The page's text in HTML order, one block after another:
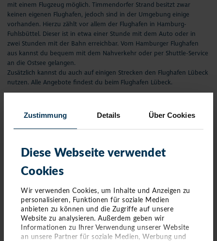
Zustimmung Details Über Cookies
Diese Webseite verwendet
Cookies
Wir verwenden Cookies, um Inhalte und Anzeigen zu
personalisieren, Funktionen für soziale Medien
anbieten zu können und die Zugriffe auf unsere
Website zu analysieren. Außerdem geben wir
Informationen zu Ihrer Verwendung unserer Website
an unsere Partner für soziale Medien, Werbung und
mit einem Flugzeug möglich. Timmendorfer Strand besitzt zwar
keinen eigenen Flughafen, jedoch sind in der Umgebung einige
vorhanden. Hierzu zählt vor allem der Flughafen in Hamburg-
Fuhlsbüttel. Dieser ist in etwa einer Stunde mit dem Auto oder in
zwei Stunden mit der Bahn erreichbar. Vom Hamburger Flughafen
aus kannst du bequem mit dem Nahverkehr oder per Shuttle-Service
an die Ostsee gelangen.
Zusätzlich kannst du auch auf einigen Strecken den Flughafen Lübeck
nutzen. Alle Angebote findest du beim Flughafen Lübeck.